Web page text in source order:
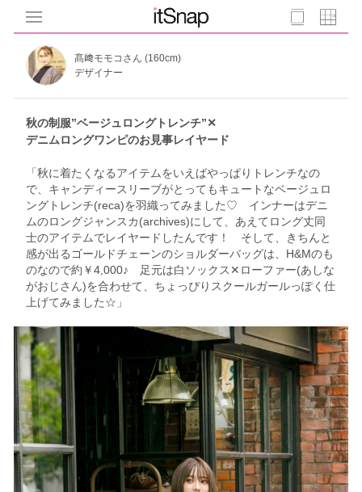
髙﨑モモコさん (160cm)
デザイナー
秋の制服”ベージュロングトレンチ”✕
デニムロングワンピのお見事レイヤード
「秋に着たくなるアイテムをいえばやっぱりトレンチなの
で、キャンディースリーブがとってもキュートなベージュロ
ングトレンチ(reca)を羽織ってみました♡ インナーはデニ
ムのロングジャンスカ(archives)にして、あえてロング丈同
士のアイテムでレイヤードしたんです！ そして、きちんと
感が出るゴールドチェーンのショルダーバッグは、H&Mのも
のなので約￥4,000♪ 足元は白ソックス✕ローファー(あしな
がおじさん)を合わせて、ちょっぴりスクールガールっぽく仕
上げてみました☆」